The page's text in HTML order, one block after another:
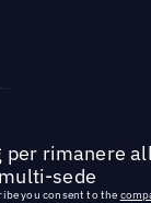
rimanere
sede
you consent to the